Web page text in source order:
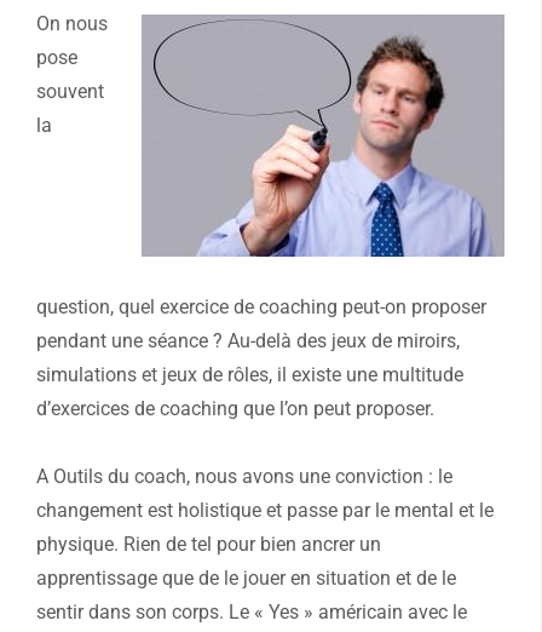
On nous
pose
souvent
la
question, quel exercice de coaching peut-on proposer
pendant une séance ? Au-delà des jeux de miroirs,
simulations et jeux de rôles, il existe une multitude
d’exercices de coaching que l’on peut proposer.
A Outils du coach, nous avons une conviction : le
changement est holistique et passe par le mental et le
physique. Rien de tel pour bien ancrer un
apprentissage que de le jouer en situation et de le
sentir dans son corps. Le « Yes » américain avec le